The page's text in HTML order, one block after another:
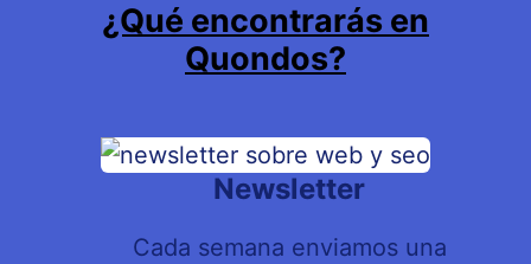
¿Qué encontrarás en
Quondos?
Newsletter
Cada semana enviamos una